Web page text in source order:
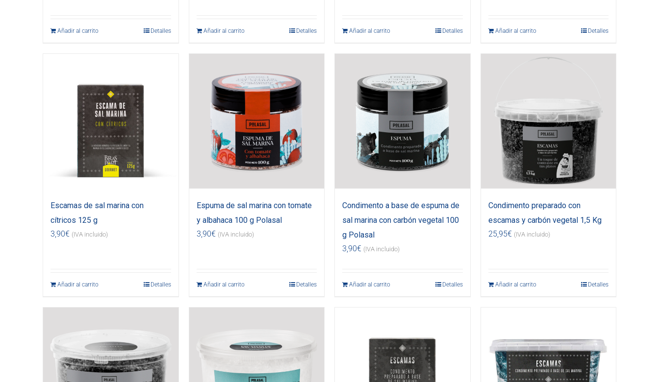
Añadir al carrito Detalles Añadir al carrito Detalles Añadir al carrito Detalles Añadir al carrito Detalles
Escamas de sal marina con
cítricos 125 g
3,90€ (IVA incluido)
Añadir al carrito Detalles
Espuma de sal marina con tomate
y albahaca 100 g Polasal
3,90€ (IVA incluido)
Añadir al carrito Detalles
Condimento a base de espuma de
sal marina con carbón vegetal 100
g Polasal
3,90€ (IVA incluido)
Añadir al carrito Detalles
Condimento preparado con
escamas y carbón vegetal 1,5 Kg
25,95€ (IVA incluido)
Añadir al carrito Detalles